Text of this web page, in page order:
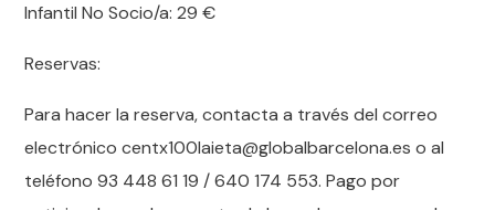
Infantil No Socio/a: 29€
Reservas:
Para hacer la reserva, contacta a través del correo
electrónico centx100laieta@globalbarcelona.es o al
teléfono 93 448 61 19 / 640 174 553. Pago por